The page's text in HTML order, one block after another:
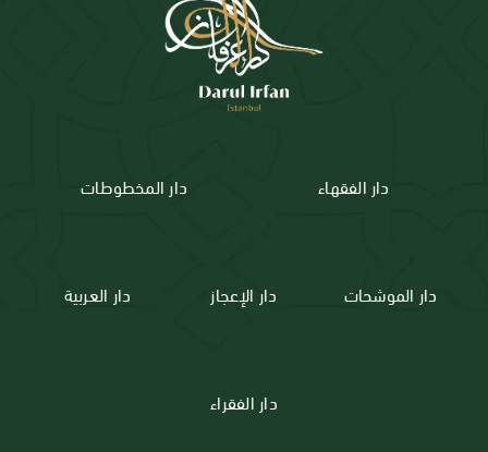
دار الفقهاء دار المخطوطات
دار الموشحات دار الإعجاز دار العربية
دار الفقراء